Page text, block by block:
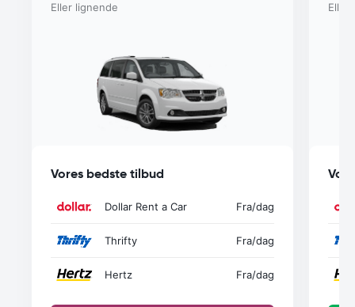
Eller lignende
Vores bedste tilbud
Dollar Rent a Car Fra/dag
Thrifty Fra/dag
Hertz Fra/dag
Eller